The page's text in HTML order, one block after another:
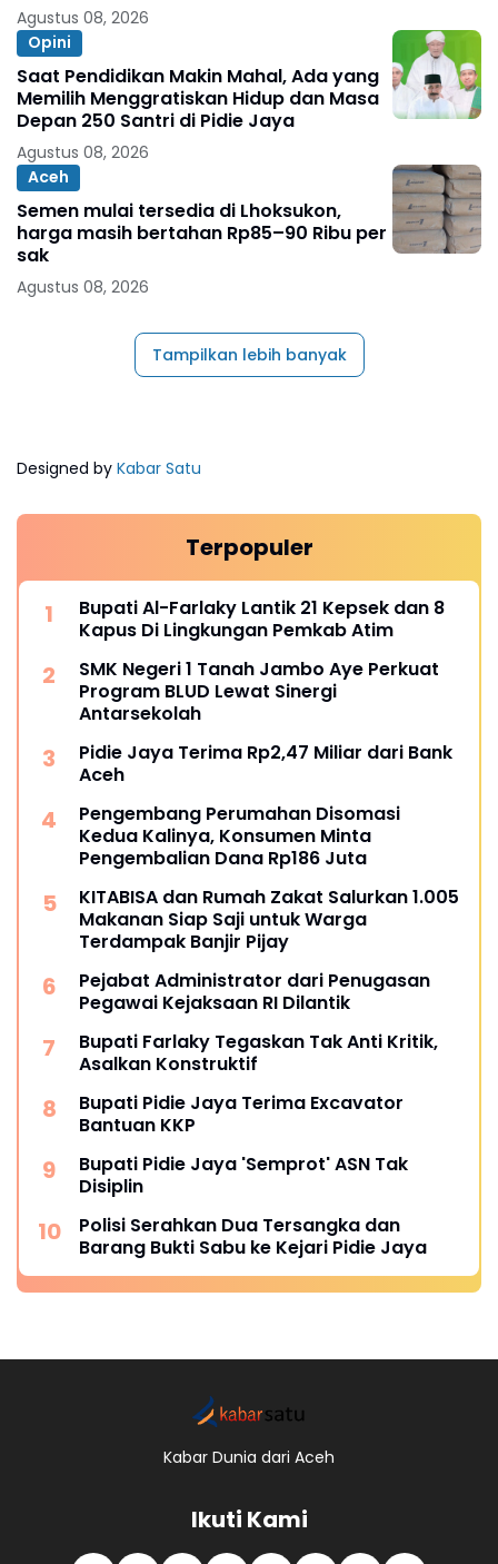
Agustus 08, 2026
Opini
Saat Pendidikan Makin Mahal, Ada yang
Memilih Menggratiskan Hidup dan Masa
Depan 250 Santri di Pidie Jaya
Agustus 08, 2026
Aceh
Semen mulai tersedia di Lhoksukon,
harga masih bertahan Rp85–90 Ribu per
sak
Agustus 08, 2026
Tampilkan lebih banyak
Designed by Kabar Satu
Terpopuler
Bupati Al-Farlaky Lantik 21 Kepsek dan 8
Kapus Di Lingkungan Pemkab Atim
SMK Negeri 1 Tanah Jambo Aye Perkuat
Program BLUD Lewat Sinergi
Antarsekolah
Pidie Jaya Terima Rp2,47 Miliar dari Bank
Aceh
Pengembang Perumahan Disomasi
Kedua Kalinya, Konsumen Minta
Pengembalian Dana Rp186 Juta
KITABISA dan Rumah Zakat Salurkan 1.005
Makanan Siap Saji untuk Warga
Terdampak Banjir Pijay
Pejabat Administrator dari Penugasan
Pegawai Kejaksaan RI Dilantik
Bupati Farlaky Tegaskan Tak Anti Kritik,
Asalkan Konstruktif
Bupati Pidie Jaya Terima Excavator
Bantuan KKP
Bupati Pidie Jaya 'Semprot' ASN Tak
Disiplin
Polisi Serahkan Dua Tersangka dan
Barang Bukti Sabu ke Kejari Pidie Jaya
Kabar Dunia dari Aceh
Ikuti Kami